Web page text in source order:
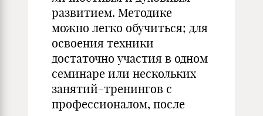
развитием. Методике
можно легко обучиться; для
освоения техники
достаточно участия в одном
семинаре или нескольких
занятий-тренингов с
профессионалом, после